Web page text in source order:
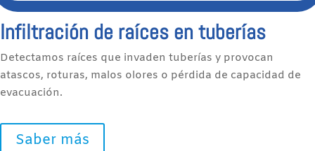
Infiltración de raíces en tuberías
Detectamos raíces que invaden tuberías y provocan
atascos, roturas, malos olores o pérdida de capacidad de
evacuación.
Saber más